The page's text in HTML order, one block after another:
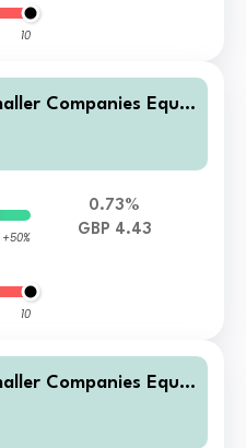
10
Companies Equit
+50%
10
0.73%
GBP 4.43
Companies Equit